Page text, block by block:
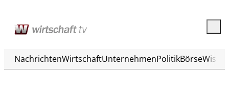
NachrichtenWirtschaftUnternehmenPolitikBörse